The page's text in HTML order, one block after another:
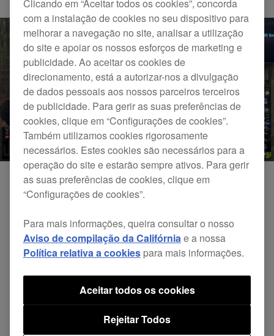
DJsounds Show 2017 – KiNK no Sonar
Clicando em “Aceitar todos os cookies”, concorda
com a instalação de cookies no seu dispositivo para
melhorar a navegação no site, analisar a utilização
do site e apoiar os nossos esforços de marketing e
publicidade. Ao aceitar os cookies de
direcionamento, está a autorizar-nos a divulgação
de dados pessoais aos nossos parceiros terceiros
de publicidade. Para gerir as suas preferências de
cookies, clique em “Configurações de cookies”.
Também utilizamos cookies rigorosamente
necessários. Estes cookies são necessários para a
operação do site e estarão sempre ativos. Para gerir
as suas preferências de cookies, clique em
“Configurações de cookies”.
Para mais informações, queira consultar o nosso
Aviso de compilação da Califórniae a nossa
Política relativa a cookiespara mais informações.
Rejeitar Todos
Aceitar todos os cookies